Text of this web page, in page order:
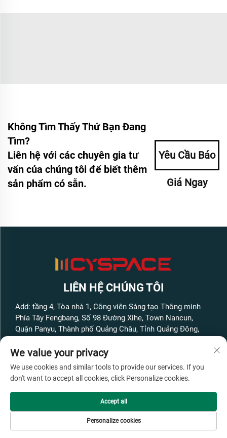
Không Tìm Thấy Thứ Bạn Đang
Tìm?
Liên hệ với các chuyên gia tư
vấn của chúng tôi để biết thêm
sản phẩm có sẵn.
Yêu Cầu Báo
Giá Ngay
LIÊN HỆ CHÚNG TÔI
Add: tầng 4, Tòa nhà 1, Công viên Sáng tạo Thông minh
Phía Tây Fengbang, Số 98 Đường Xihe, Town Nancun,
Quận Panyu, Thành phố Quảng Châu, Tỉnh Quảng Đông,
Điện thoại: +86-13316062192
Email:[email protected]
Bản quyền © GuangZhou Cyspace Intelligent Equipment
Co.,Ltd. Bảo lưu mọi quyền -Chính sách bảo mật
We value your privacy
We use cookies and similar tools to provide our services. If you
don't want to accept all cookies, click Personalize cookies.
Personalize cookies
Accept all